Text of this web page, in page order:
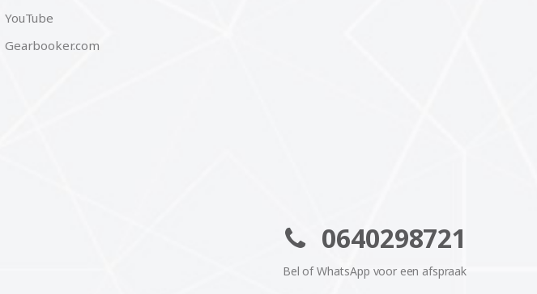
YouTube
Gearbooker.com
0640298721
Bel of WhatsApp voor een afspraak